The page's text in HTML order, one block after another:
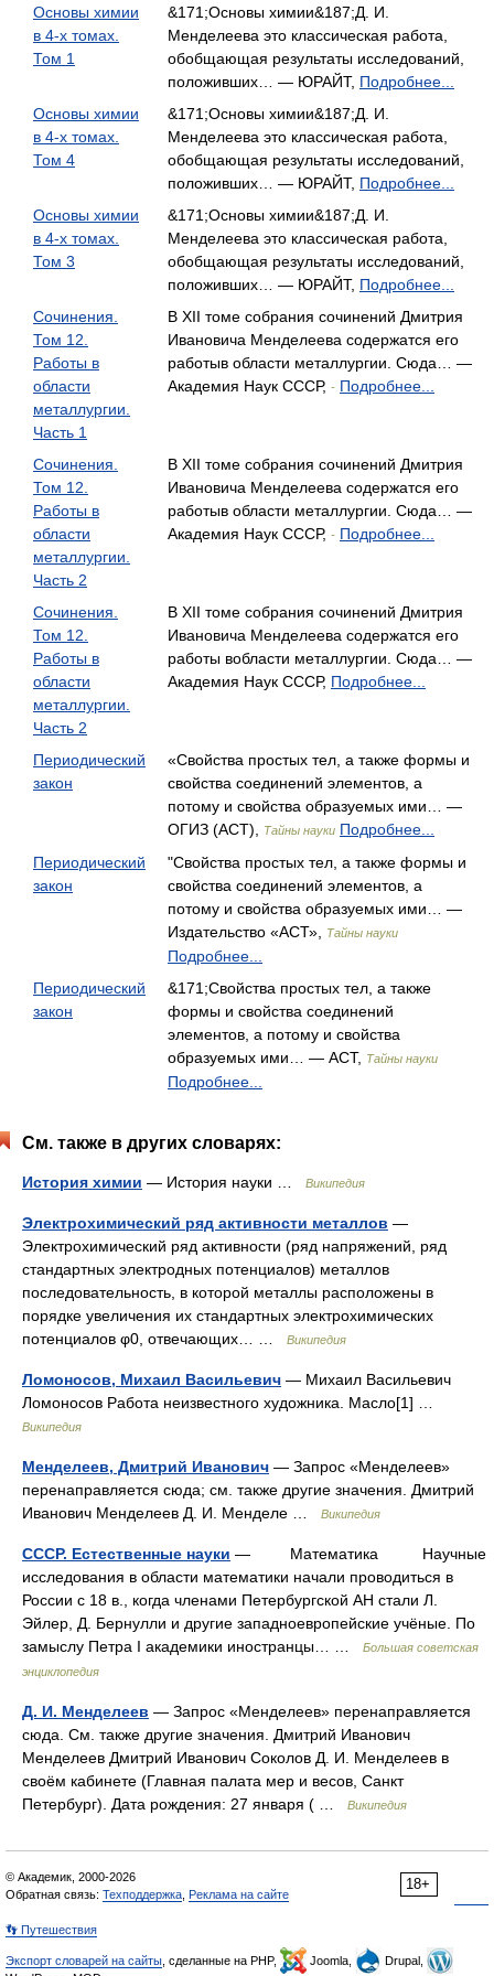
Основы химии
в 4-х томах.
Том 1
&171;Основы химии&187;Д. И.
Менделеева это классическая работа,
обобщающая результаты исследований,
положивших… — ЮРАЙТ, Подробнее...
Основы химии
в 4-х томах.
Том 4
&171;Основы химии&187;Д. И.
Менделеева это классическая работа,
обобщающая результаты исследований,
положивших… — ЮРАЙТ, Подробнее...
Основы химии
в 4-х томах.
Том 3
&171;Основы химии&187;Д. И.
Менделеева это классическая работа,
обобщающая результаты исследований,
положивших… — ЮРАЙТ, Подробнее...
Сочинения.
Том 12.
Работы в
области
металлургии.
Часть 1
В XII томе собрания сочинений Дмитрия
Ивановича Менделеева содержатся его
работыв области металлургии. Сюда… —
Академия Наук СССР, - Подробнее...
Сочинения.
Том 12.
Работы в
области
металлургии.
Часть 2
В XII томе собрания сочинений Дмитрия
Ивановича Менделеева содержатся его
работыв области металлургии. Сюда… —
Академия Наук СССР, - Подробнее...
Сочинения.
Том 12.
Работы в
области
металлургии.
Часть 2
В XII томе собрания сочинений Дмитрия
Ивановича Менделеева содержатся его
работы вобласти металлургии. Сюда… —
Академия Наук СССР, Подробнее...
Периодический
закон
«Свойства простых тел, а также формы и
свойства соединений элементов, а
потому и свойства образуемых ими… —
ОГИЗ (АСТ),
Тайны науки Подробнее...
Периодический
закон
"Свойства простых тел, а также формы и
свойства соединений элементов, а
потому и свойства образуемых ими… —
Издательство «АСТ»,
Тайны науки
Подробнее...
Периодический
закон
&171;Свойства простых тел, а также
формы и свойства соединений
элементов, а потому и свойства
образуемых ими… — АСТ, Тайны науки
Подробнее...
См. также в других словарях:
История химии — История науки … Википедия
Электрохимический ряд активности металлов —
Электрохимический ряд активности (ряд напряжений, ряд
стандартных электродных потенциалов) металлов
последовательность, в которой металлы расположены в
порядке увеличения их стандартных электрохимических
потенциалов φ0, отвечающих… …
Википедия
Ломоносов, Михаил Васильевич — Михаил Васильевич
Ломоносов Работа неизвестного художника. Масло[1] …
Википедия
Менделеев, Дмитрий Иванович — Запрос «Менделеев»
перенаправляется сюда; см. также другие значения. Дмитрий
Иванович Менделеев Д. И. Менделе …
Википедия
СССР. Естественные науки — Математика Научные
исследования в области математики начали проводиться в
России с 18 в., когда членами Петербургской АН стали Л.
Эйлер, Д. Бернулли и другие западноевропейские учёные. По
замыслу Петра I академики иностранцы… …
Большая советская
энциклопедия
Д. И. Менделеев — Запрос «Менделеев» перенаправляется
сюда. Cм. также другие значения. Дмитрий Иванович
Менделеев Дмитрий Иванович Соколов Д. И. Менделеев в
своём кабинете (Главная палата мер и весов, Санкт
Петербург). Дата рождения: 27 января ( …
Википедия
18+
© Академик, 2000-2026
Обратная связь: Техподдержка Реклама на сайте
👣 Путешествия
Экспорт словарей на сайты , сделанные на PHP, Joomla,
Drupal,